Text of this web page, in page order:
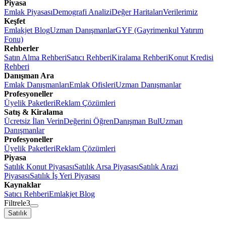
Piyasa
Emlak PiyasasıDemografi AnaliziDeğer HaritalarıVerilerimiz
Keşfet
Emlakjet BlogUzman DanışmanlarGYF (Gayrimenkul Yatırım
Fonu)
Rehberler
Satın Alma RehberiSatıcı RehberiKiralama RehberiKonut Kredisi
Rehberi
Danışman Ara
Emlak DanışmanlarıEmlak OfisleriUzman Danışmanlar
Profesyoneller
Üyelik PaketleriReklam Çözümleri
Satış & Kiralama
Ücretsiz İlan VerinDeğerini ÖğrenDanışman BulUzman
Danışmanlar
Profesyoneller
Üyelik PaketleriReklam Çözümleri
Piyasa
Satılık Konut PiyasasıSatılık Arsa PiyasasıSatılık Arazi
PiyasasıSatılık İş Yeri Piyasası
Kaynaklar
Satıcı RehberiEmlakjet Blog
Filtrele3
Satılık